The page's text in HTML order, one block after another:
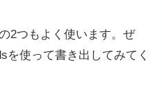
2つもよく使います。ぜ
使って書き出してみてく